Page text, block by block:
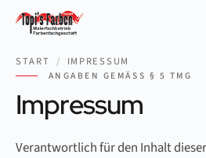
START / IMPRESSUM
ANGABEN GEMÄSS § 5 TMG
Impressum
Verantwortlich für den Inhalt dieser